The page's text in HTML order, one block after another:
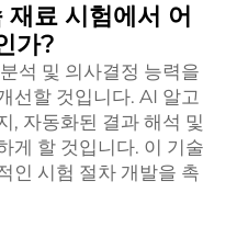
료 시험에서 어
가?
석 및 의사결정 능력을
선할 것입니다. AI 알고
, 자동화된 결과 해석 및
게 할 것입니다. 이 기술
인 시험 절차 개발을 촉